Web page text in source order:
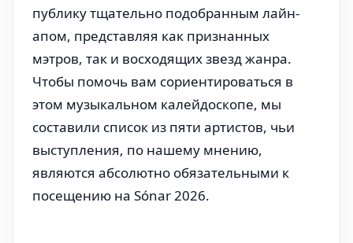
публику тщательно подобранным лайн-
апом, представляя как признанных
мэтров, так и восходящих звезд жанра.
Чтобы помочь вам сориентироваться в
этом музыкальном калейдоскопе, мы
составили список из пяти артистов, чьи
выступления, по нашему мнению,
являются абсолютно обязательными к
посещению на Sónar 2026.